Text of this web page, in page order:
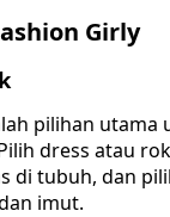
Girly
pilihan utama
dress atau
di tubuh, dan
imut.